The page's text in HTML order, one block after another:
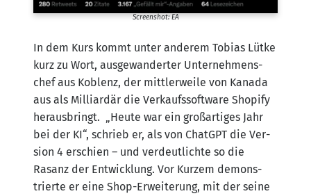
Screen­shot: EA
In dem Kurs kommt unter ande­rem Tobi­as Lüt­ke
kurz zu Wort, aus­ge­wan­der­ter Unter­neh­mens­
chef aus Koblenz, der mitt­ler­wei­le von Kana­da
aus als Mil­li­ar­där die Ver­kaufs­soft­ware Shop­i­fy
her­aus­bringt. „Heu­te war ein groß­ar­ti­ges Jahr
bei der KI“, schrieb er, als von ChatGPT die Ver­
si­on 4 erschien – und ver­deut­lich­te so die
Rasanz der Ent­wick­lung. Vor Kur­zem demons­
trier­te er eine Shop-Erwei­te­rung, mit der sei­ne